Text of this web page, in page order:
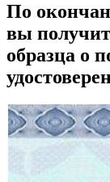
По
вы
образца о